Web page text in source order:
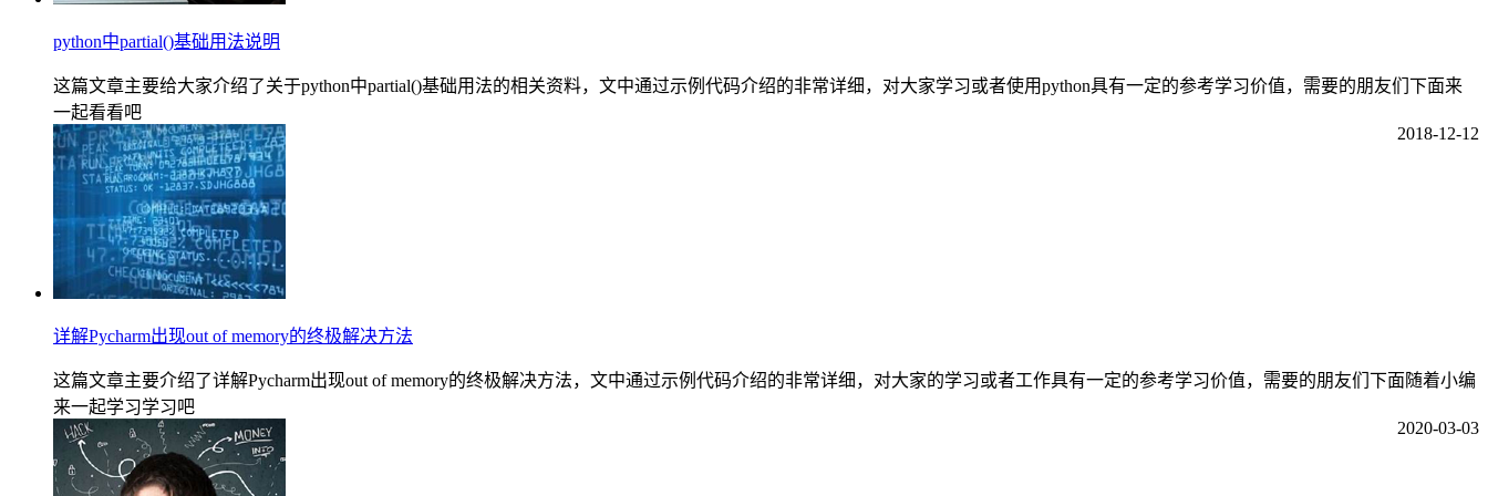
python中partial()基础用法说明
这篇文章主要给大家介绍了关于python中partial()基础用法的相关资料，文中通过示例代码介绍的非常详细，对大家学习或者使用python具有一定的参考学习价值，需要的朋友们下面来
一起看看吧
2018-12-12
详解Pycharm出现out of memory的终极解决方法
这篇文章主要介绍了详解Pycharm出现out of memory的终极解决方法，文中通过示例代码介绍的非常详细，对大家的学习或者工作具有一定的参考学习价值，需要的朋友们下面随着小编
来一起学习学习吧
2020-03-03